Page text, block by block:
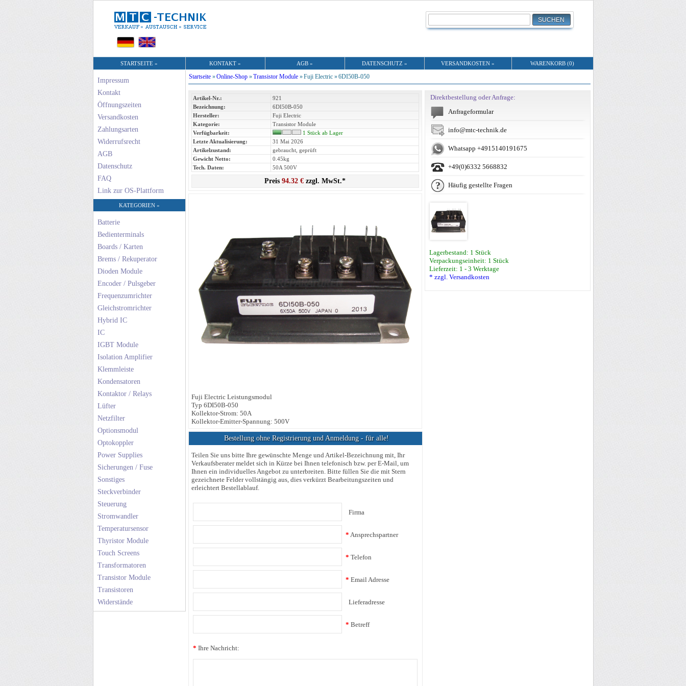
STARTSEITE » KONTAKT » AGB » DATENSCHUTZ » VERSANDKOSTEN » WARENKORB (0)
Impressum
Kontakt
Öffnungszeiten
Versandkosten
Zahlungsarten
Widerrufsrecht
AGB
Datenschutz
FAQ
Link zur OS-Plattform
KATEGORIEN »
Batterie
Bedienterminals
Boards / Karten
Brems / Rekuperator
Dioden Module
Encoder / Pulsgeber
Frequenzumrichter
Gleichstromrichter
Hybrid IC
IC
IGBT Module
Isolation Amplifier
Klemmleiste
Kondensatoren
Kontaktor / Relays
Lüfter
Netzfilter
Optionsmodul
Optokoppler
Power Supplies
Sicherungen / Fuse
Sonstiges
Steckverbinder
Steuerung
Stromwandler
Temperatursensor
Thyristor Module
Touch Screens
Transformatoren
Transistor Module
Transistoren
Widerstände
Startseite»Online-Shop»Transistor Module»Fuji Electric »6DI50B-050
Artikel-Nr.:
921
Bezeichnung:
6DI50B-050
Hersteller:
Fuji Electric
Kategorie:
Transistor Module
Verfügbarkeit:
1 Stück ab Lager
Letzte Aktualisierung:
31 Mai 2026
Artikelzustand:
gebraucht, geprüft
Gewicht Netto:
0.45kg
Tech. Daten:
50A 500V
Preis 94.32 € zzgl. MwSt.*
Direktbestellung oder Anfrage:
Anfrageformular
info@mtc-technik.de
Whatsapp +4915140191675
+49(0)6332 5668832
Häufig gestellte Fragen
Lagerbestand: 1 Stück
Verpackungseinheit: 1 Stück
Lieferzeit: 1 - 3 Werktage
* zzgl. Versandkosten
Fuji Electric Leistungsmodul
Typ 6DI50B-050
Kollektor-Strom: 50A
Kollektor-Emitter-Spannung: 500V
Bestellung ohne Registrierung und Anmeldung - für alle!
Teilen Sie uns bitte Ihre gewünschte Menge und Artikel-Bezeichnung mit, Ihr
Verkaufsberater meldet sich in Kürze bei Ihnen telefonisch bzw. per E-Mail, um
Ihnen ein individuelles Angebot zu unterbreiten. Bitte füllen Sie die mit Stern
gezeichnete Felder vollstängig aus, dies verkürzt Bearbeitungszeiten und
erleichtert Bestellablauf.
Firma
* Ansprechspartner
* Telefon
* Email Adresse
Lieferadresse
* Betreff
* Ihre Nachricht: